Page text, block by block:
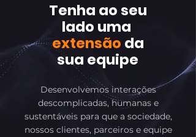
Tenha ao seu
lado uma
extensão da
sua equipe
Desenvolvemos interações
descomplicadas, humanas e
sustentáveis para que a sociedade,
nossos clientes, parceiros e equipe